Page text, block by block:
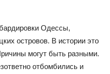
Одессы,
островов. В истории это
могут быть разными.
отбомбились и